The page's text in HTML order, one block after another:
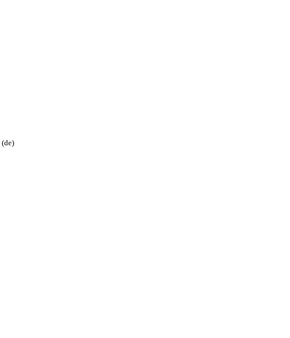
(de)